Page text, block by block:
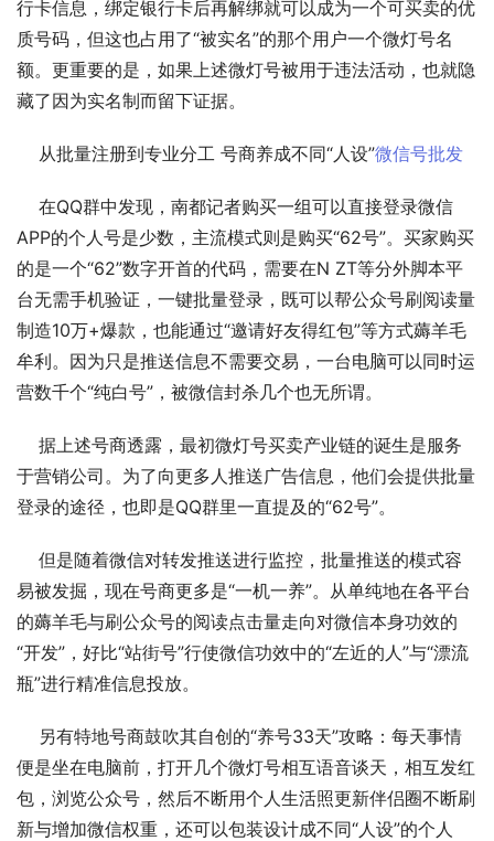
行卡信息，绑定银行卡后再解绑就可以成为一个可买卖的优
质号码，但这也占用了“被实名”的那个用户一个微灯号名
额。更重要的是，如果上述微灯号被用于违法活动，也就隐
藏了因为实名制而留下证据。
从批量注册到专业分工 号商养成不同“人设”微信号批发
在QQ群中发现，南都记者购买一组可以直接登录微信
APP的个人号是少数，主流模式则是购买“62号”。买家购买
的是一个“62”数字开首的代码，需要在N ZT等分外脚本平
台无需手机验证，一键批量登录，既可以帮公众号刷阅读量
制造10万+爆款，也能通过“邀请好友得红包”等方式薅羊毛
牟利。因为只是推送信息不需要交易，一台电脑可以同时运
营数千个“纯白号”，被微信封杀几个也无所谓。
据上述号商透露，最初微灯号买卖产业链的诞生是服务
于营销公司。为了向更多人推送广告信息，他们会提供批量
登录的途径，也即是QQ群里一直提及的“62号”。
但是随着微信对转发推送进行监控，批量推送的模式容
易被发掘，现在号商更多是“一机一养”。从单纯地在各平台
的薅羊毛与刷公众号的阅读点击量走向对微信本身功效的
“开发”，好比“站街号”行使微信功效中的“左近的人”与“漂流
瓶”进行精准信息投放。
另有特地号商鼓吹其自创的“养号33天”攻略：每天事情
便是坐在电脑前，打开几个微灯号相互语音谈天，相互发红
包，浏览公众号，然后不断用个人生活照更新伴侣圈不断刷
新与增加微信权重，还可以包装设计成不同“人设”的个人